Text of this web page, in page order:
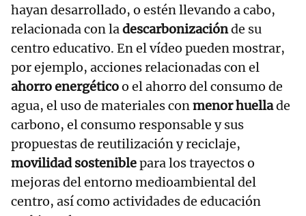
hayan desarrollado, o estén llevando a cabo,
relacionada con ladescarbonizaciónde su
centro educativo. En el vídeo pueden mostrar,
por ejemplo, acciones relacionadas con el
ahorro energéticoo el ahorro del consumo de
agua, el uso de materiales conmenor huellade
carbono, el consumo responsable y sus
propuestas de reutilización y reciclaje,
movilidad sosteniblepara los trayectos o
mejoras del entorno medioambiental del
centro, así como actividades de educación